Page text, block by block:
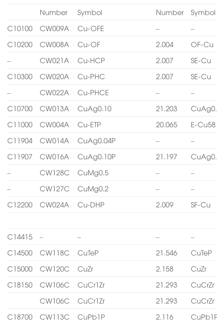
Number
Symbol Number
Symbol
C10100
CW009A Cu-OFE –
–
C10200
CW008A Cu-OF 2.004
OF-Cu
–
CW021A Cu-HCP 2.007
SE-Cu
C10300
CW020A Cu-PHC 2.007
SE-Cu
–
CW022A Cu-PHCE –
–
C10700
CW013A CuAg0.10 21.203
C11000
CW004A Cu-ETP 20.065
E-Cu58
C11904
CW014A CuAg0.04P –
–
C11907
CW016A CuAg0.10P 21.197
–
CW128C CuMg0.5 –
–
–
CW127C CuMg0.2 –
–
C12200
CW024A Cu-DHP 2.009 SF-Cu
C14415 – – –
–
C14500
CW118C CuTeP 21.546
CuTeP
C15000
CW120C CuZr 2.158
CuZr
C18150
CW106C CuCr1Zr 21.293
CuCrZr
CW106C
CuCr1Zr 21.293
CuCrZr
C18700
CW113C CuPb1P 2.116